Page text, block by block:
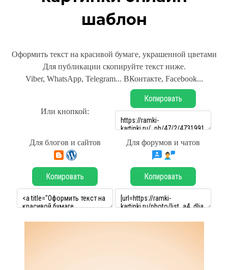
шаблон
Оформить текст на красивой бумаге, украшенной цветами
Для публикации скопируйте текст ниже.
Viber, WhatsApp, Telegram... ВКонтакте, Facebook...
Или кнопкой:
Копировать
Для блогов и сайтов Для форумов и чатов
Копировать Копировать